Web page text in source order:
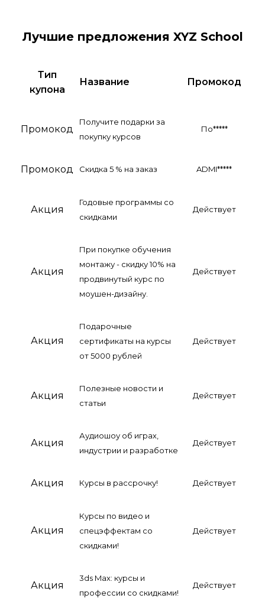
Лучшие предложения XYZ School
Тип
купона
Название Промокод
Промокод
Получите подарки за
покупку курсов
По*****
Промокод Скидка 5 % на заказ ADMI*****
Акция
Годовые программы со
скидками
Действует
Акция
При покупке обучения
монтажу - скидку 10% на
продвинутый курс по
моушен-дизайну.
Действует
Акция
Подарочные
сертификаты на курсы
от 5000 рублей
Действует
Акция
Полезные новости и
статьи
Действует
Акция
Аудиошоу об играх,
индустрии и разработке
Действует
Акция Курсы в рассрочку! Действует
Акция
Курсы по видео и
спецэффектам со
скидками!
Действует
Акция
3ds Max: курсы и
профессии со скидками!
Действует